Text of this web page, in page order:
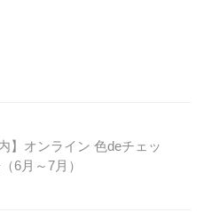
】オンライン 色deチェッ
6月～7月）